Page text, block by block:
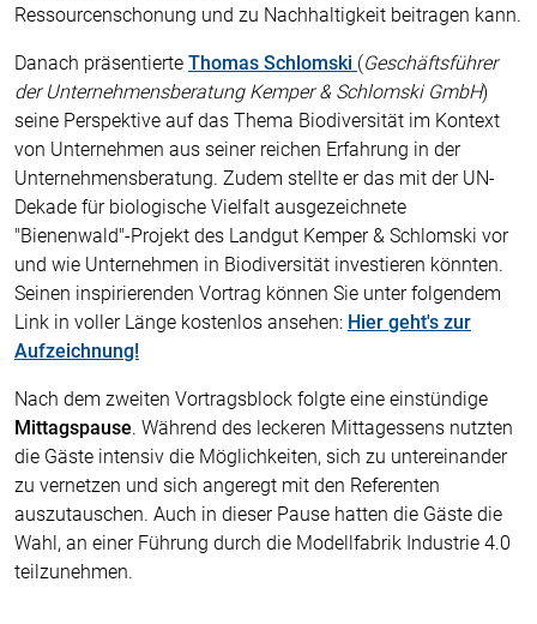
Ressourcenschonung und zu Nachhaltigkeit beitragen kann.
Danach präsentierte Thomas Schlomski (Geschäftsführer
der Unternehmensberatung Kemper & Schlomski GmbH)
seine Perspektive auf das Thema Biodiversität im Kontext
von Unternehmen aus seiner reichen Erfahrung in der
Unternehmensberatung. Zudem stellte er das mit der UN-
Dekade für biologische Vielfalt ausgezeichnete
"Bienenwald"-Projekt des Landgut Kemper & Schlomski vor
und wie Unternehmen in Biodiversität investieren könnten.
Seinen inspirierenden Vortrag können Sie unter folgendem
Link in voller Länge kostenlos ansehen: Hier geht's zur
Aufzeichnung!
Nach dem zweiten Vortragsblock folgte eine einstündige
Mittagspause. Während des leckeren Mittagessens nutzten
die Gäste intensiv die Möglichkeiten, sich zu untereinander
zu vernetzen und sich angeregt mit den Referenten
auszutauschen. Auch in dieser Pause hatten die Gäste die
Wahl, an einer Führung durch die Modellfabrik Industrie 4.0
teilzunehmen.